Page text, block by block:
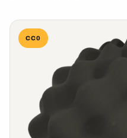
CC0